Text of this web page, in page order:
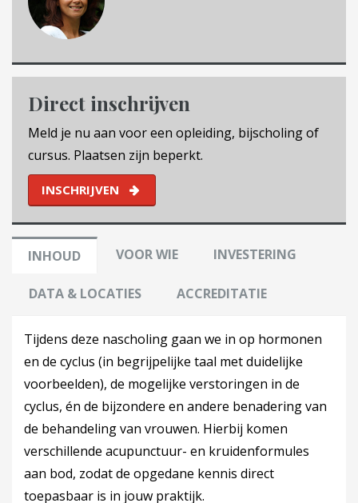
Direct inschrijven
Meld je nu aan voor een opleiding, bijscholing of
cursus. Plaatsen zijn beperkt.
INSCHRIJVEN
INHOUD VOOR WIE INVESTERING
DATA & LOCATIES ACCREDITATIE
Tijdens deze nascholing gaan we in op hormonen
en de cyclus (in begrijpelijke taal met duidelijke
voorbeelden), de mogelijke verstoringen in de
cyclus, én de bijzondere en andere benadering van
de behandeling van vrouwen. Hierbij komen
verschillende acupunctuur- en kruidenformules
aan bod, zodat de opgedane kennis direct
toepasbaar is in jouw praktijk.